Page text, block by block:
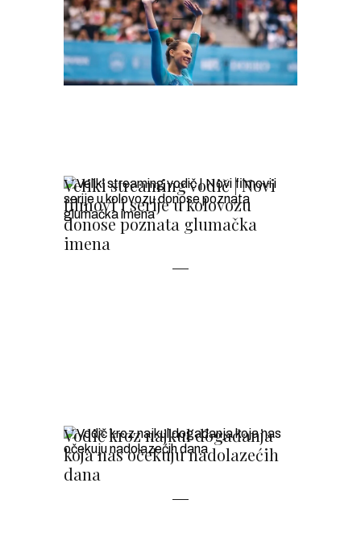
Veliki streaming vodič | Novi
filmovi i serije u kolovozu
donose poznata glumačka
imena
Vodič kroz najkul događanja
koja nas očekuju nadolazećih
dana